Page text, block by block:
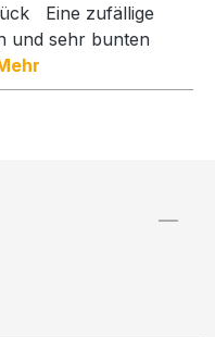
Eine zufällige
und sehr bunten